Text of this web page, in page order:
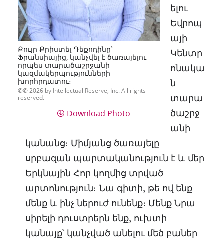
Քույր Քրիստել Դեքոդինը՝
Ֆրանսիայից, կանչվել է ծառայելու
որպես տարածաշրջանի
կազմակերպությունների
խորհրդատու։
© 2026 by Intellectual Reserve, Inc. All rights
reserved.
Download Photo
ելու
Եվրոպ
այի
Կենտր
ոնակա
ն
տարա
ծաշրջ
անի
կանանց։ Միմյանց ծառայելը
սրբազան պարտականություն է և մեր
Երկնային Հոր կողմից տրված
արտոնություն։ Նա գիտի, թե ով ենք
մենք և ինչ ներուժ ունենք։ Մենք Նրա
սիրելի դուստրերն ենք, ուխտի
կանայք՝ կանչված անելու մեծ բաներ